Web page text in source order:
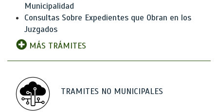
Municipalidad
Consultas Sobre Expedientes que Obran en los
Juzgados
MÁS TRÁMITES
TRAMITES NO MUNICIPALES